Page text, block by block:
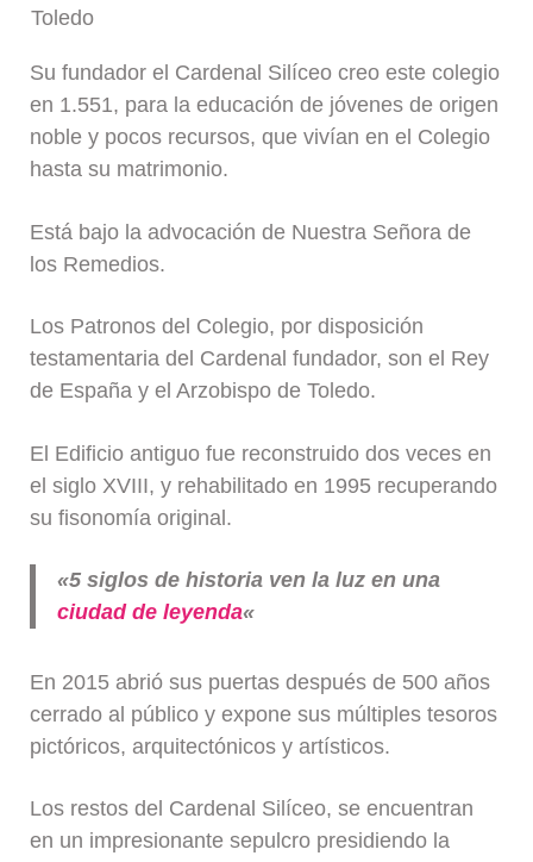
Toledo
Su fundador el Cardenal Silíceo creo este colegio
en 1.551, para la educación de jóvenes de origen
noble y pocos recursos, que vivían en el Colegio
hasta su matrimonio.
Está bajo la advocación de Nuestra Señora de
los Remedios.
Los Patronos del Colegio, por disposición
testamentaria del Cardenal fundador, son el Rey
de España y el Arzobispo de Toledo.
El Edificio antiguo fue reconstruido dos veces en
el siglo XVIII, y rehabilitado en 1995 recuperando
su fisonomía original.
«5 siglos de historia ven la luz en una
ciudad de leyenda«
En 2015 abrió sus puertas después de 500 años
cerrado al público y expone sus múltiples tesoros
pictóricos, arquitectónicos y artísticos.
Los restos del Cardenal Silíceo, se encuentran
en un impresionante sepulcro presidiendo la